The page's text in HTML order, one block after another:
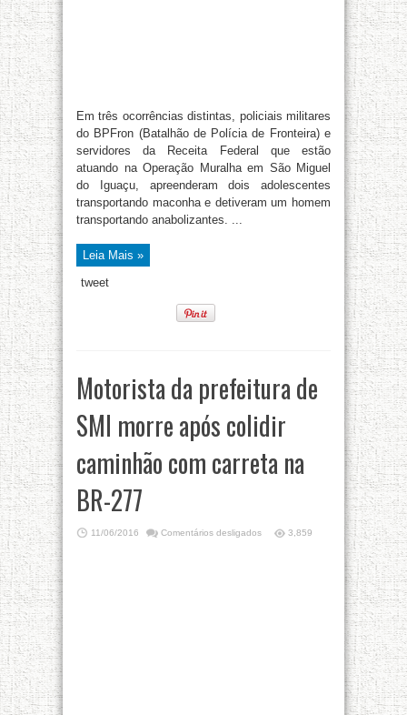
Em três ocorrências distintas, policiais militares
do BPFron (Batalhão de Polícia de Fronteira) e
servidores da Receita Federal que estão
atuando na Operação Muralha em São Miguel
do Iguaçu, apreenderam dois adolescentes
transportando maconha e detiveram um homem
transportando anabolizantes. ...
Leia Mais »
tweet
Motorista da prefeitura de
SMI morre após colidir
caminhão com carreta na
BR-277
11/06/2016 Comentários desligados 3,859